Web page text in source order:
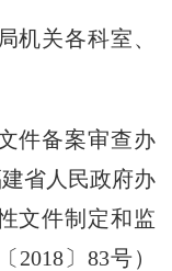
机关各科室、
件备案审查办
省人民政府办
文件制定和监
2018〕83号）